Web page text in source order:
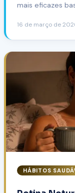
mais eficazes
16 de março de
HÁBITOS